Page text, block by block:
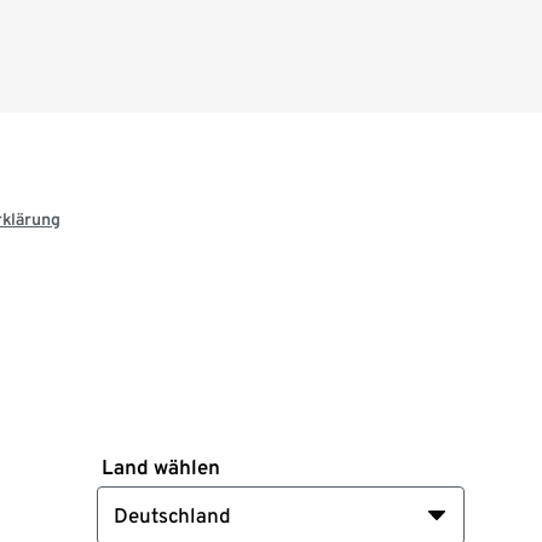
Land wählen
Deutschland